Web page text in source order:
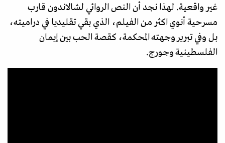
غير واقعية. لهذا نجد أن النص الروائي لشالاندون قارب
مسرحية أنوي اكثر من الفيلم، الذي بقي تقليديا في دراميته،
بل وفي تبرير وجهته المحكمة، كقصة الحب بين إيمان
الفلسطينية وجورج.